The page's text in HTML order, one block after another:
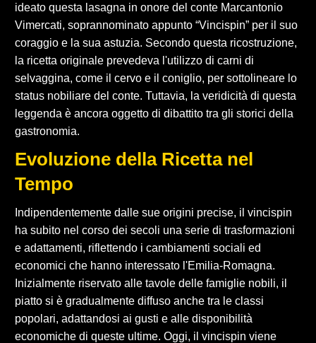
ideato questa lasagna in onore del conte Marcantonio
Vimercati, soprannominato appunto “Vincispin” per il suo
coraggio e la sua astuzia. Secondo questa ricostruzione,
la ricetta originale prevedeva l'utilizzo di carni di
selvaggina, come il cervo e il coniglio, per sottolineare lo
status nobiliare del conte. Tuttavia, la veridicità di questa
leggenda è ancora oggetto di dibattito tra gli storici della
gastronomia.
Evoluzione della Ricetta nel
Tempo
Indipendentemente dalle sue origini precise, il vincispin
ha subito nel corso dei secoli una serie di trasformazioni
e adattamenti, riflettendo i cambiamenti sociali ed
economici che hanno interessato l'Emilia-Romagna.
Inizialmente riservato alle tavole delle famiglie nobili, il
piatto si è gradualmente diffuso anche tra le classi
popolari, adattandosi ai gusti e alle disponibilità
economiche di queste ultime. Oggi, il vincispin viene